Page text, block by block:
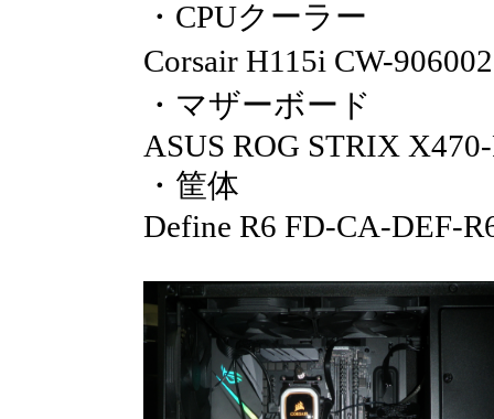
・CPUクーラー
Corsair H115i CW-
・マザーボード
ASUS ROG STRIX
・筐体
Define R6 FD-CA-DEF-